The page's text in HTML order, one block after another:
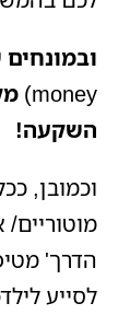
money)
השקעה!
וכמובן,
מוטוריים/
הדרך'
לסייע